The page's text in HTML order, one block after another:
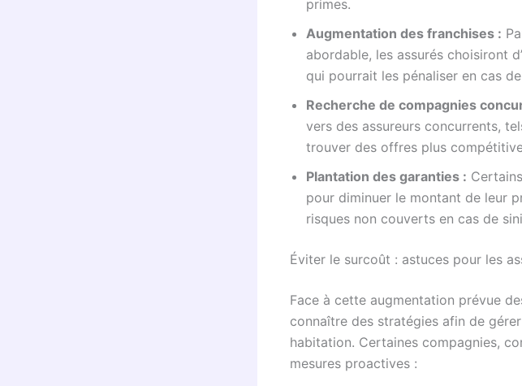
primes.
Augmentation des franchises :
abordable, les assurés choisiront
qui pourrait les pénaliser en cas
Recherche de compagnies
vers des assureurs concurrents,
trouver des offres plus
Plantation des garanties :
pour diminuer le montant de leur
risques non couverts en cas de
Éviter le surcoût : astuces pour les
Face à cette augmentation prévue
connaître des stratégies afin de
habitation. Certaines compagnies,
mesures proactives :